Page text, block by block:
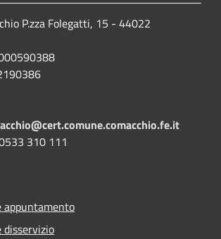
P.zza Folegatti, 15 - 44022
310 111
appuntamento
disservizio